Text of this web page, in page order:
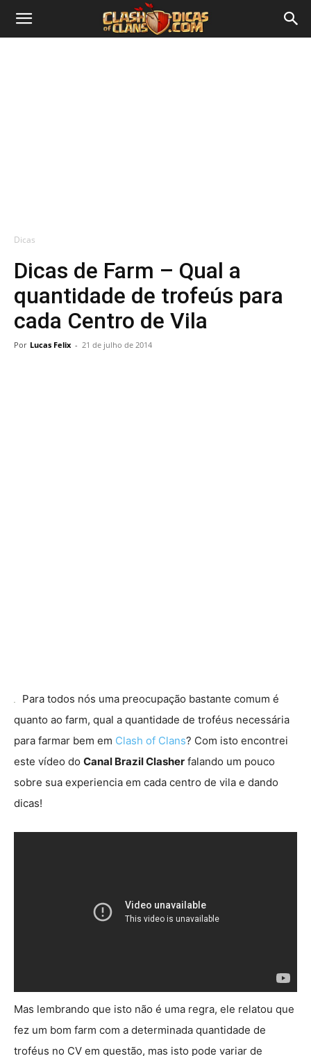
Dicas
Dicas de Farm – Qual a
quantidade de trofeús para
cada Centro de Vila
Por Lucas Felix - 21 de julho de 2014
Para todos nós uma preocupação bastante comum é
quanto ao farm, qual a quantidade de troféus necessária
para farmar bem em Clash of Clans? Com isto encontrei
este vídeo do Canal Brazil Clasher falando um pouco
sobre sua experiencia em cada centro de vila e dando
dicas!
Mas lembrando que isto não é uma regra, ele relatou que
fez um bom farm com a determinada quantidade de
troféus no CV em questão, mas isto pode variar de